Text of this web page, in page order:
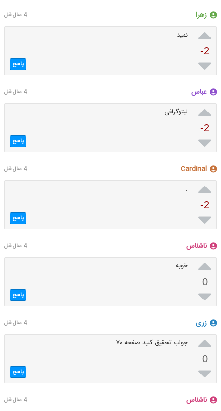
زهرا 4 سال قبل

-2

نمید
پاسخ
عباس 4 سال قبل

-2

لیتوگرافی
پاسخ
Cardinal 4 سال قبل

-2

.
پاسخ
ناشناس 4 سال قبل

0

خوبه
پاسخ
زری 4 سال قبل

0

جواب تحقیق کنید صفحه ۷۰
پاسخ
ناشناس 4 سال قبل